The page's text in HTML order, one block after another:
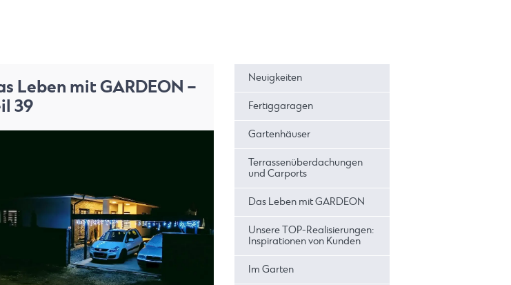
Leben mit GARDEON –
39
Neuigkeiten
Fertiggaragen
Gartenhäuser
Terrassenüberdachungen
und Carports
Das Leben mit GARDEON
Unsere TOP-Realisierungen:
Inspirationen von Kunden
Im Garten